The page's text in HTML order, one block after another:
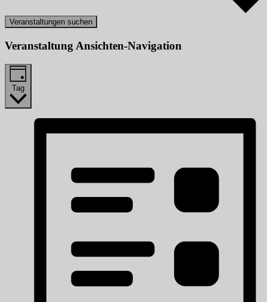
Veranstaltungen suchen
Veranstaltung Ansichten-Navigation
Tag